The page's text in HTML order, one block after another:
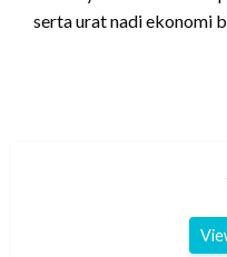
serta urat nadi ekonomi